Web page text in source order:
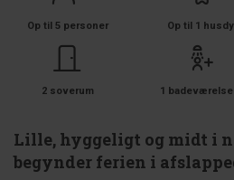
Op til 5 personer Op til 1
2 soverum 1
Lille, hyggeligt og midt i
begynder ferien i